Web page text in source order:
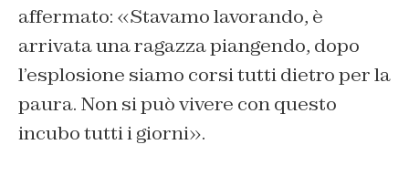
affermato: «Stavamo lavorando, è
arrivata una ragazza piangendo, dopo
l’esplosione siamo corsi tutti dietro per la
paura. Non si può vivere con questo
incubo tutti i giorni».